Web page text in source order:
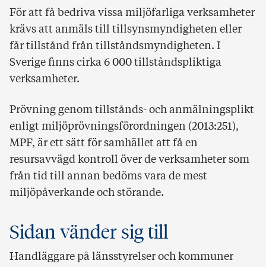
För att få bedriva vissa miljöfarliga verksamheter
krävs att anmäls till tillsynsmyndigheten eller
får tillstånd från tillståndsmyndigheten. I
Sverige finns cirka 6 000 tillståndspliktiga
verksamheter.
Prövning genom tillstånds- och anmälningsplikt
enligt miljöprövningsförordningen (2013:251),
MPF, är ett sätt för samhället att få en
resursavvägd kontroll över de verksamheter som
från tid till annan bedöms vara de mest
miljöpåverkande och störande.
Sidan vänder sig till
Handläggare på länsstyrelser och kommuner